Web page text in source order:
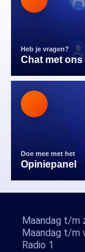
Heb je vragen?
Chat met ons
Doe mee met het
Opiniepanel
Maandag t/m
Maandag t/m
Radio 1